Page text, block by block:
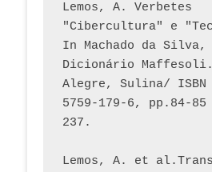
Lemos, A. Verbetes
"Cibercultura" e
In Machado da
Dicionário
Alegre, Sulina/ ISBN
5759-179-6, pp.84-
237.
Lemos, A. et